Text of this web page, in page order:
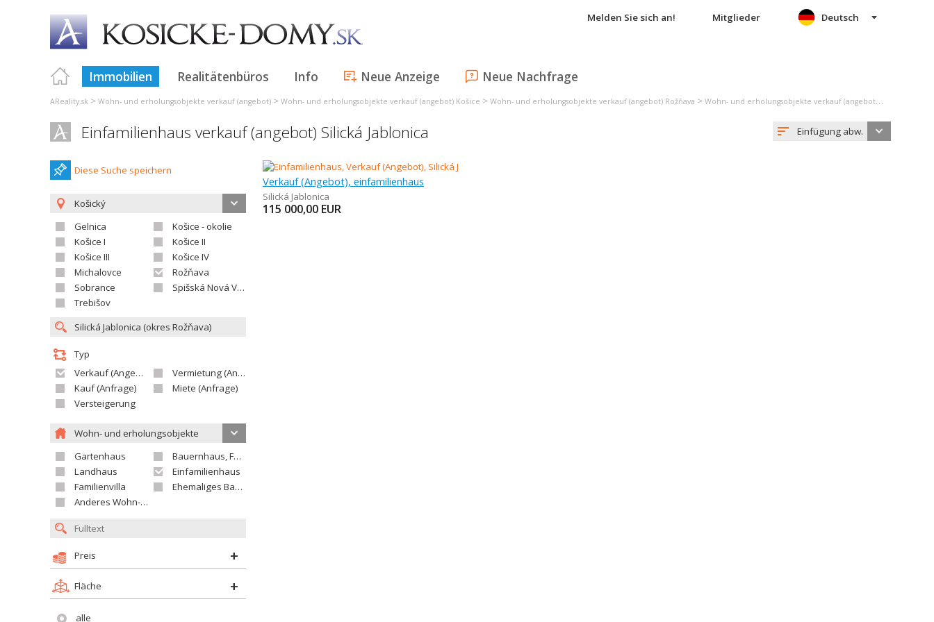
Melden Sie sich an! Mitglieder
Immobilien Realitätenbüros Info Neue Anzeige Neue Nachfrage
Deutsch
AReality.sk > Wohn- und erholungsobjekte verkauf (angebot) > Wohn- und erholungsobjekte verkauf (angebot) Košice > Wohn- und erholungsobjekte verkauf (angebot) Rožňava > Wohn- und erholungsobjekte verkauf (angebot) Silická Jablonica
Einfamilienhaus verkauf (angebot) Silická Jablonica Einfügung abw.
Diese Suche speichern
Košický
Gelnica
Košice - okolie
Košice I
Košice II
Košice III
Košice IV
Michalovce
Rožňava
Sobrance
Spišská Nová Ves
Trebišov
Typ
Verkauf (Angebot)
Vermietung (Angebot)
Kauf (Anfrage)
Miete (Anfrage)
Versteigerung
Wohn- und erholungsobjekte
Gartenhaus
Bauernhaus, Ferienhaus
Landhaus
Einfamilienhaus
Familienvilla
Ehemaliges Bauerngut
Anderes Wohn- oder Ferienobjekt
Preis
Fläche
alle
Verkauf (Angebot), einfamilienhaus
Silická Jablonica
115 000,00 EUR